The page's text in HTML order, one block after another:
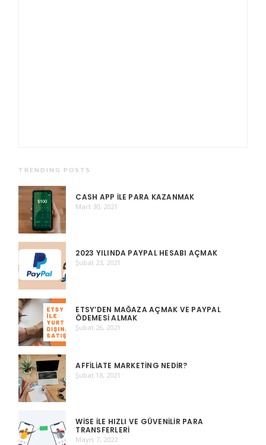
TRENDING POSTS
CASH APP ILE PARA KAZANMAK
Mart 30, 2021
2023 YILINDA PAYPAL HESABI AÇMAK
Şubat 23, 2021
ETSY’DEN MAĞAZA AÇMAK VE PAYPAL
ÖDEMESI ALMAK
Şubat 26, 2021
AFFILIATE MARKETING NEDIR?
Şubat 18, 2021
WISE ILE HIZLI VE GÜVENILIR PARA
TRANSFERLERI
Mayıs 7, 2022